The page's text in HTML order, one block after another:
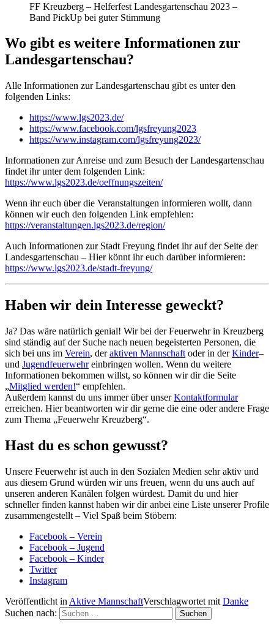
FF Kreuzberg – Helferfest Landesgartenschau 2023 –
Band PickUp bei guter Stimmung
Wo gibt es weitere Informationen zur
Landesgartenschau?
Alle Informationen zur Landesgartenschau gibt es unter den
folgenden Links:
https://www.lgs2023.de/
https://www.facebook.com/lgsfreyung2023
https://www.instagram.com/lgsfreyung2023/
Informationen zur Anreise und zum Besuch der Landesgartenschau
findet ihr unter dem folgenden Link:
https://www.lgs2023.de/oeffnungszeiten/
Wenn ihr euch über die Veranstaltungen informieren wollt, dann
können wir euch den folgenden Link empfehlen:
https://veranstaltungen.lgs2023.de/region/
Auch Informationen zur Stadt Freyung findet ihr auf der Seite der
Landesgartenschau – Hier könnt ihr euch darüber informieren:
https://www.lgs2023.de/stadt-freyung/
Haben wir dein Interesse geweckt?
Ja? Das wäre natürlich genial! Wir bei der Feuerwehr in Kreuzberg
sind ständig auf der Suche nach neuen begeisterten Personen, die
sich bei uns im Verein, deraktiven Mannschaft oder in derKinder–
und Jugendfeuerwehreinbringen wollen. Wenn du weitere
Informationen bekommen willst, so können wir dir die Seite
„Mitglied werden!“ empfehlen.
Außerdem kannst du uns immer über unserKontaktformular
erreichen. Hier beantworten wir dir gerne die eine oder andere Frage
zum Thema „Feuerwehr Kreuzberg“.
Hast du es schon gewusst?
Unsere Feuerwehr ist auch in den Sozialen Medien sehr aktiv und
aus diesem Grund würden wir uns freuen, wenn du uns auch auf
unseren anderen Kanälen folgen würdest. Damit du und hier
schneller finden kannst haben wir dir anbei eine Liste unserer Profile
zusammengestellt – Viel Spaß beim Stöbern:
Facebook – Verein
Facebook – Jugend
Facebook – Kinder
Twitter
Instagram
Veröffentlicht in Aktive MannschaftVerschlagwortet mit Danke
Suchen nach: